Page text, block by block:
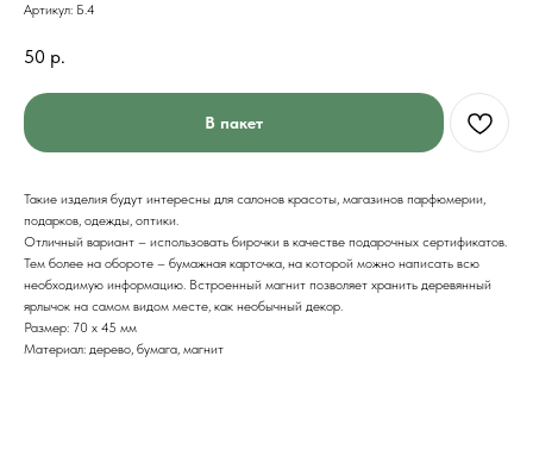
Артикул: Б.4
50 р.
В пакет
Такие изделия будут интересны для салонов красоты, магазинов парфюмерии,
подарков, одежды, оптики.
Отличный вариант – использовать бирочки в качестве подарочных сертификатов.
Тем более на обороте – бумажная карточка, на которой можно написать всю
необходимую информацию. Встроенный магнит позволяет хранить деревянный
ярлычок на самом видом месте, как необычный декор.
Размер: 70 х 45 мм
Материал: дерево, бумага, магнит